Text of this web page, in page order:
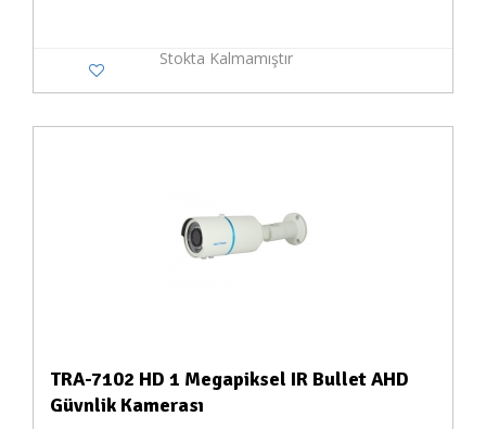
Stokta Kalmamıştır
TRA-7102 HD 1 Megapiksel IR Bullet AHD
Güvnlik Kamerası